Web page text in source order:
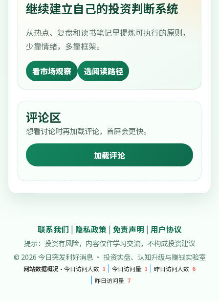
继续建立自己的投资判断系统
从热点、复盘和读书笔记里提炼可执行的原则，
少靠情绪，多靠框架。
看市场观察 选阅读路径
评论区
想看讨论时再加载评论，首屏会更快。
加载评论
联系我们 | 隐私政策 | 免责声明 | 用户协议
提示：投资有风险，内容仅作学习交流，不构成投资建议
© 2026 今日突发利好消息 · 投资实盘、认知升级与赚钱实验室
网站数据概况 - 今日访问人数 1 今日访问量 1 昨日访问人数 6
昨日访问量 7